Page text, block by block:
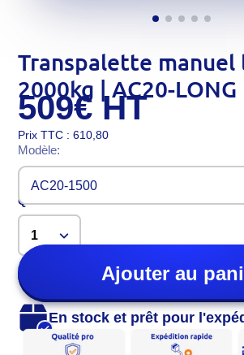
Transpalette manuel
2000kg | AC20-LONG
509€ HT
Prix TTC : 610,80
Modèle:
AC20-1500
Quantité
Ajouter au
En stock et prêt pour